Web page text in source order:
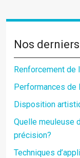
Nos
Renforcement de
Performances de
Disposition
Quelle meuleuse
précision?
Techniques